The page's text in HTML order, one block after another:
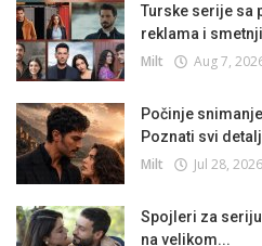
Turske serije sa
reklama i
Milt Aug 7,
Počinje
Poznati svi
Milt Jul 28, 2026
Spojleri za
na velikom...